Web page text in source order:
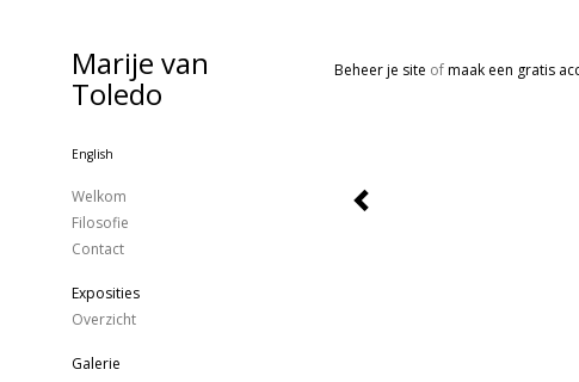
Beheer je site ofmaak een gratis
Marije van
Toledo
English
Welkom
Filosofie
Contact
Exposities
Overzicht
Galerie